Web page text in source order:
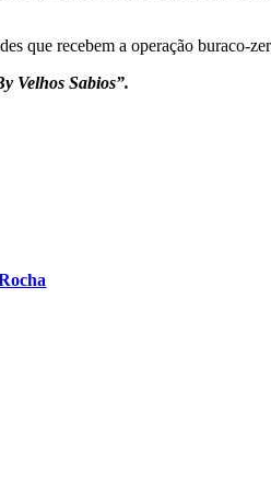
que recebem a operação buraco-
Velhos Sabios”.